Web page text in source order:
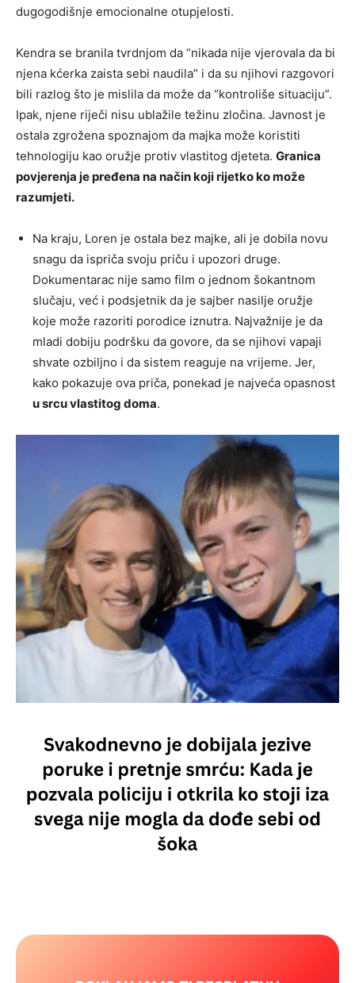
dugogodišnje emocionalne otupjelosti.
Kendra se branila tvrdnjom da “nikada nije vjerovala da bi
njena kćerka zaista sebi naudila” i da su njihovi razgovori
bili razlog što je mislila da može da “kontroliše situaciju”.
Ipak, njene riječi nisu ublažile težinu zločina. Javnost je
ostala zgrožena spoznajom da majka može koristiti
tehnologiju kao oružje protiv vlastitog djeteta. Granica
povjerenja je pređena na način koji rijetko ko može
razumjeti.
Na kraju, Loren je ostala bez majke, ali je dobila novu
snagu da ispriča svoju priču i upozori druge.
Dokumentarac nije samo film o jednom šokantnom
slučaju, već i podsjetnik da je sajber nasilje oružje
koje može razoriti porodice iznutra. Najvažnije je da
mladi dobiju podršku da govore, da se njihovi vapaji
shvate ozbiljno i da sistem reaguje na vrijeme. Jer,
kako pokazuje ova priča, ponekad je najveća opasnost
u srcu vlastitog doma.